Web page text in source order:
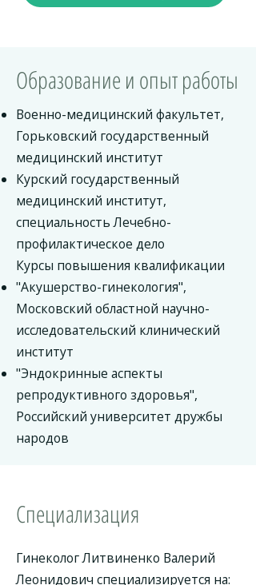
Образование и опыт работы
Военно-медицинский факультет,
Горьковский государственный
медицинский институт
Курский государственный
медицинский институт,
специальность Лечебно-
профилактическое дело
Курсы повышения квалификации
"Акушерство-гинекология",
Московский областной научно-
исследовательский клинический
институт
"Эндокринные аспекты
репродуктивного здоровья",
Российский университет дружбы
народов
Специализация
Гинеколог Литвиненко Валерий
Леонидович специализируется на: